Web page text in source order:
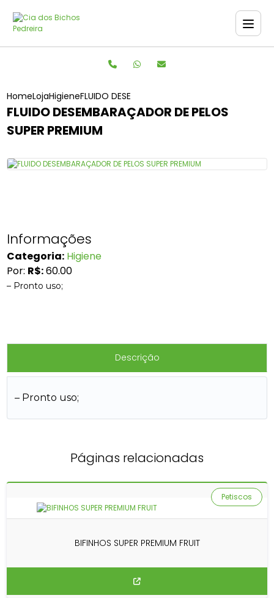
HomeLojaHigieneFLUIDO DESEMBARAÇADOR DE PELOS SUPER
FLUIDO DESEMBARAÇADOR DE PELOS
SUPER PREMIUM
Informações
Categoria: Higiene
Por: R$:60.00
– Pronto uso;
Descrição
– Pronto uso;
Páginas relacionadas
BIFINHOS SUPER PREMIUM FRUIT
Petiscos